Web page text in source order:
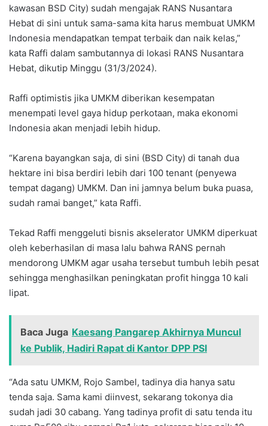
kawasan BSD City) sudah mengajak RANS Nusantara
Hebat di sini untuk sama-sama kita harus membuat UMKM
Indonesia mendapatkan tempat terbaik dan naik kelas,”
kata Raffi dalam sambutannya di lokasi RANS Nusantara
Hebat, dikutip Minggu (31/3/2024).
Raffi optimistis jika UMKM diberikan kesempatan
menempati level gaya hidup perkotaan, maka ekonomi
Indonesia akan menjadi lebih hidup.
“Karena bayangkan saja, di sini (BSD City) di tanah dua
hektare ini bisa berdiri lebih dari 100 tenant (penyewa
tempat dagang) UMKM. Dan ini jamnya belum buka puasa,
sudah ramai banget,” kata Raffi.
Tekad Raffi menggeluti bisnis akselerator UMKM diperkuat
oleh keberhasilan di masa lalu bahwa RANS pernah
mendorong UMKM agar usaha tersebut tumbuh lebih pesat
sehingga menghasilkan peningkatan profit hingga 10 kali
lipat.
Baca Juga Kaesang Pangarep Akhirnya Muncul
ke Publik, Hadiri Rapat di Kantor DPP PSI
“Ada satu UMKM, Rojo Sambel, tadinya dia hanya satu
tenda saja. Sama kami diinvest, sekarang tokonya dia
sudah jadi 30 cabang. Yang tadinya profit di satu tenda itu